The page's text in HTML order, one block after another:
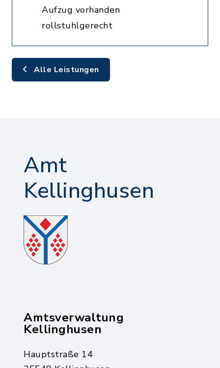
Aufzug vorhanden
rollstuhlgerecht
Alle Leistungen
Amt
Kellinghusen
Amtsverwaltung
Kellinghusen
Hauptstraße 14